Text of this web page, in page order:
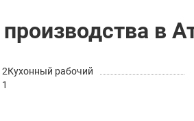
в
2Кухонный рабочий
1